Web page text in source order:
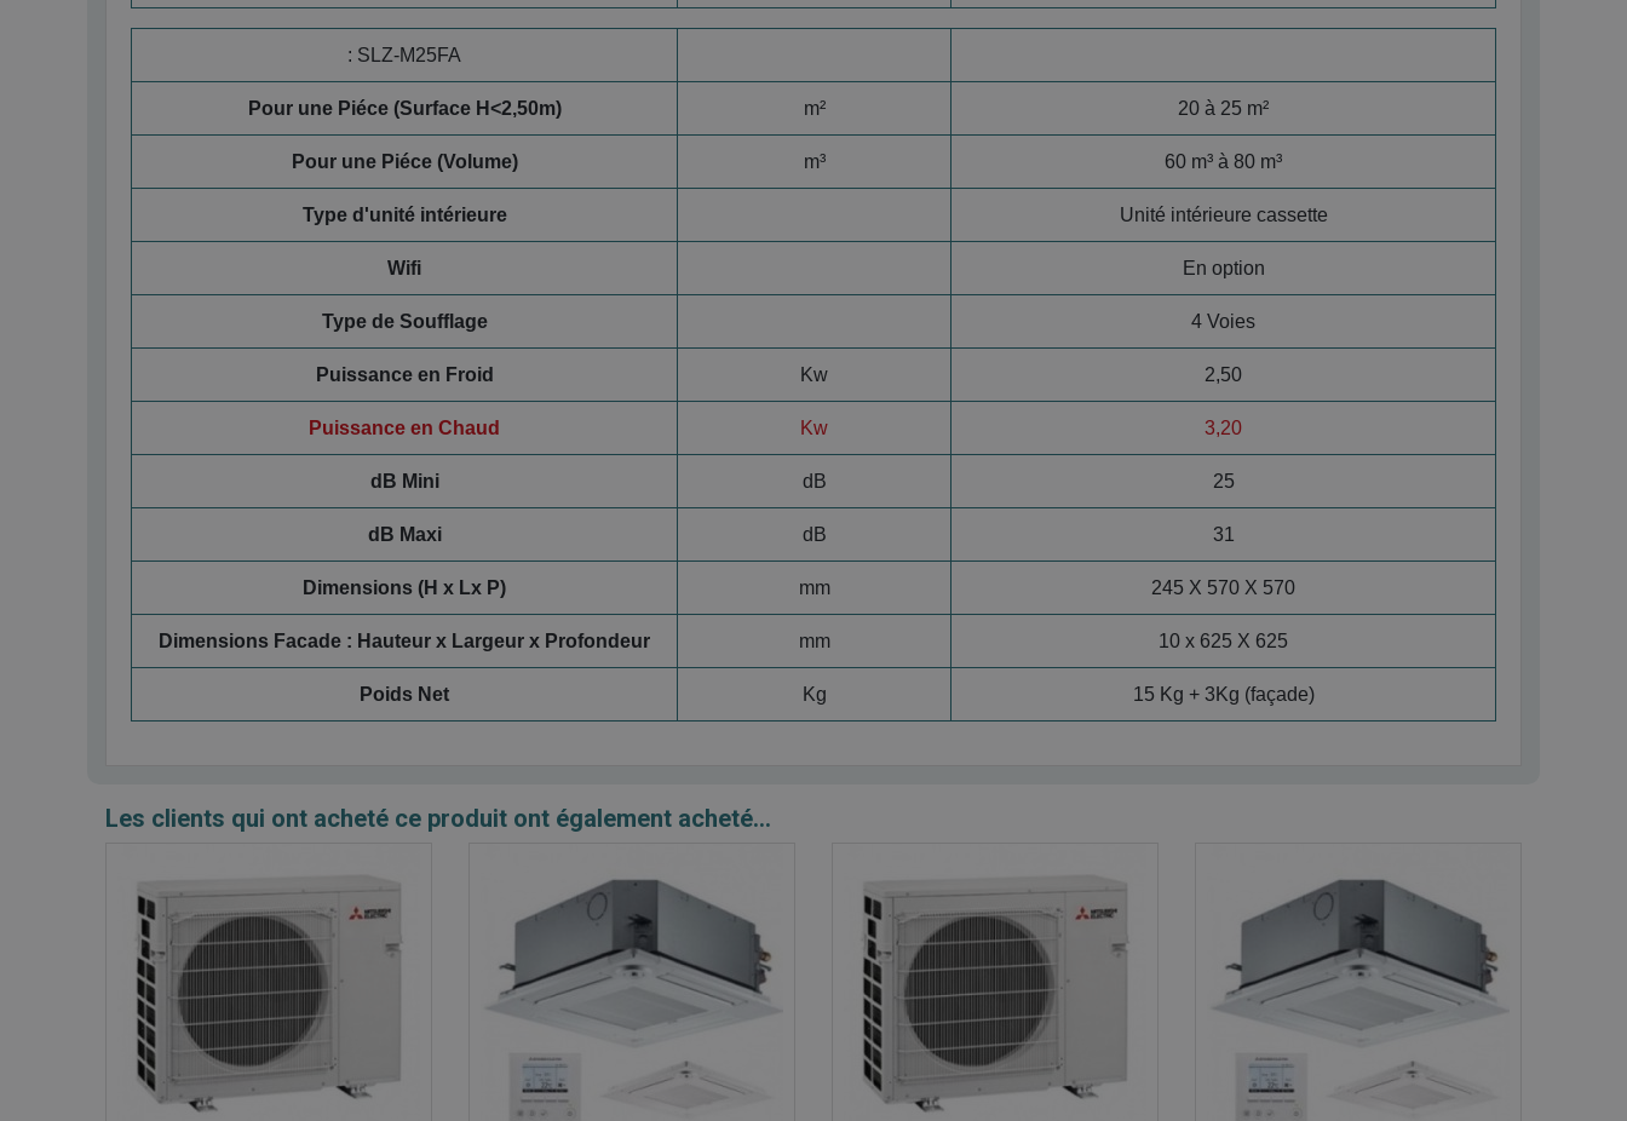
: SLZ-M25FA
Pour une Piéce (Surface H<2,50m) m² 20 à 25 m²
Pour une Piéce (Volume) m³ 60 m³ à 80 m³
Type d'unité intérieure Unité intérieure cassette
Wifi En option
Type de Soufflage 4 Voies
Puissance en Froid Kw 2,50
Puissance en Chaud Kw 3,20
dB Mini dB 25
dB Maxi dB 31
Dimensions (H x Lx P) mm 245 X 570 X 570
Dimensions Facade : Hauteur x Largeur x Profondeur mm 10 x 625 X 625
Poids Net Kg 15 Kg + 3Kg (façade)
Les clients qui ont acheté ce produit ont également acheté...